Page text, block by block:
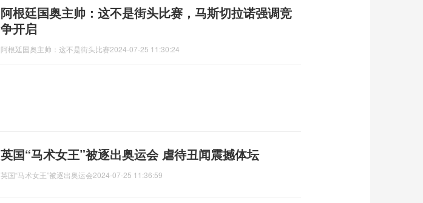
阿根廷国奥主帅：这不是街头比赛，马斯切拉诺强调竞
争开启
阿根廷国奥主帅：这不是街头比赛2024-07-25 11:30:24
英国“马术女王”被逐出奥运会 虐待丑闻震撼体坛
英国“马术女王”被逐出奥运会2024-07-25 11:36:59